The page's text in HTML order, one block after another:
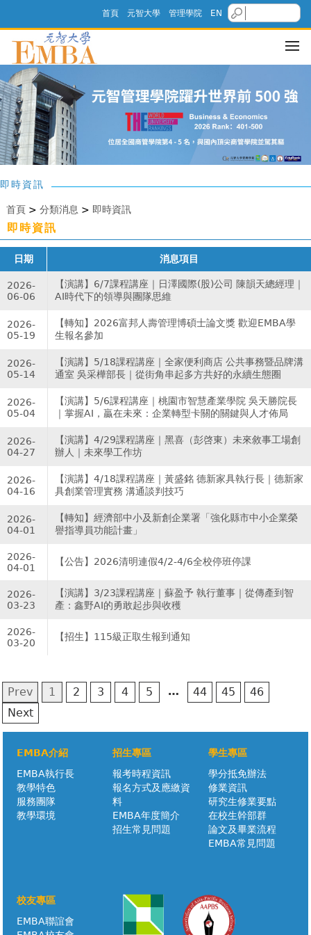
首頁 元智大學 管理學院 EN
即時資訊
首頁> 分類消息 > 即時資訊
即時資訊
日期 消息項目
2026-
06-06
【演講】6/7課程講座｜日澤國際(股)公司 陳韻天總經理｜
AI時代下的領導與團隊思維
2026-
05-19
【轉知】2026富邦人壽管理博碩士論文獎 歡迎EMBA學
生報名參加
2026-
05-14
【演講】5/18課程講座｜全家便利商店 公共事務暨品牌溝
通室 吳采樺部長｜從街角串起多方共好的永續生態圈
2026-
05-04
【演講】5/6課程講座｜桃園市智慧產業學院 吳天勝院長
｜掌握AI，贏在未來：企業轉型卡關的關鍵與人才佈局
2026-
04-27
【演講】4/29課程講座｜黑喜（彭啓東）未來敘事工場創
辦人｜未來學工作坊
2026-
04-16
【演講】4/18課程講座｜黃盛銘 德新家具執行長｜德新家
具創業管理實務 溝通談判技巧
2026-
04-01
【轉知】經濟部中小及新創企業署「強化縣市中小企業榮
譽指導員功能計畫」
2026-
04-01
【公告】2026清明連假4/2-4/6全校停班停課
2026-
03-23
【演講】3/23課程講座｜蘇盈予 執行董事｜從傳產到智
產：鑫野AI的勇敢起步與收穫
2026-
03-20
【招生】115級正取生報到通知
Prev 1 2 3 4 5 … 44 45
46
Next
EMBA介紹
EMBA執行長
教學特色
服務團隊
教學環境
招生專區
報考時程資訊
報名方式及應繳資
料
EMBA年度簡介
招生常見問題
學生專區
學分抵免辦法
修業資訊
研究生修業要點
在校生幹部群
論文及畢業流程
EMBA常見問題
校友專區
EMBA聯誼會